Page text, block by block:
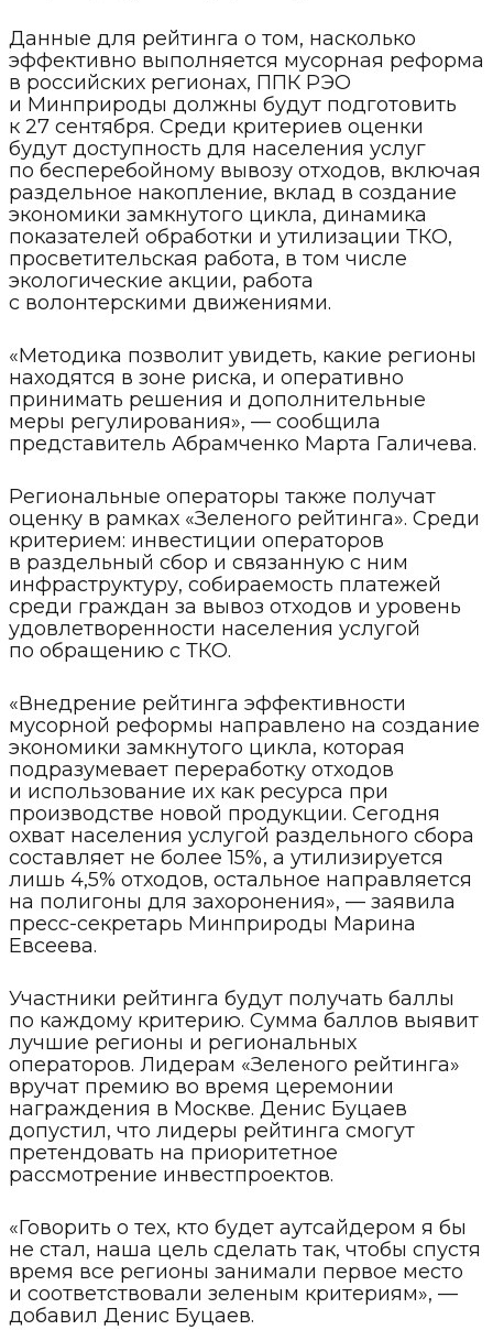
Данные для рейтинга о том, насколько
эффективно выполняется мусорная реформа
в российских регионах, ППК РЭО
и Минприроды должны будут подготовить
к 27 сентября. Среди критериев оценки
будут доступность для населения услуг
по бесперебойному вывозу отходов, включая
раздельное накопление, вклад в создание
экономики замкнутого цикла, динамика
показателей обработки и утилизации ТКО,
просветительская работа, в том числе
экологические акции, работа
с волонтерскими движениями.
«Методика позволит увидеть, какие регионы
находятся в зоне риска, и оперативно
принимать решения и дополнительные
меры регулирования», — сообщила
представитель Абрамченко Марта Галичева.
Региональные операторы также получат
оценку в рамках «Зеленого рейтинга». Среди
критерием: инвестиции операторов
в раздельный сбор и связанную с ним
инфраструктуру, собираемость платежей
среди граждан за вывоз отходов и уровень
удовлетворенности населения услугой
по обращению с ТКО.
«Внедрение рейтинга эффективности
мусорной реформы направлено на создание
экономики замкнутого цикла, которая
подразумевает переработку отходов
и использование их как ресурса при
производстве новой продукции. Сегодня
охват населения услугой раздельного сбора
составляет не более 15%, а утилизируется
лишь 4,5% отходов, остальное направляется
на полигоны для захоронения», — заявила
пресс-секретарь Минприроды Марина
Евсеева.
Участники рейтинга будут получать баллы
по каждому критерию. Сумма баллов выявит
лучшие регионы и региональных
операторов. Лидерам «Зеленого рейтинга»
вручат премию во время церемонии
награждения в Москве. Денис Буцаев
допустил, что лидеры рейтинга смогут
претендовать на приоритетное
рассмотрение инвестпроектов.
«Говорить о тех, кто будет аутсайдером я бы
не стал, наша цель сделать так, чтобы спустя
время все регионы занимали первое место
и соответствовали зеленым критериям», —
добавил Денис Буцаев.